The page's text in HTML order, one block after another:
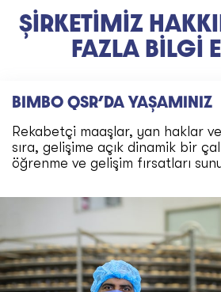
ŞİRKETİMİZ
FAZLA BİLGİ
BIMBO QSR’DA YAŞAMINIZ
Rekabetçi maaşlar, yan haklar
sıra, gelişime açık dinamik bir
öğrenme ve gelişim fırsatları